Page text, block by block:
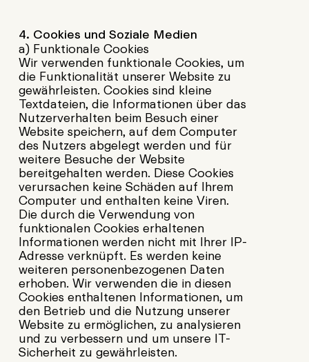
4. Cookies und Soziale Medien
a) Funktionale Cookies
Wir verwenden funktionale Cookies, um
die Funktionalität unserer Website zu
gewährleisten. Cookies sind kleine
Textdateien, die Informationen über das
Nutzerverhalten beim Besuch einer
Website speichern, auf dem Computer
des Nutzers abgelegt werden und für
weitere Besuche der Website
bereitgehalten werden. Diese Cookies
verursachen keine Schäden auf Ihrem
Computer und enthalten keine Viren.
Die durch die Verwendung von
funktionalen Cookies erhaltenen
Informationen werden nicht mit Ihrer IP-
Adresse verknüpft. Es werden keine
weiteren personenbezogenen Daten
erhoben. Wir verwenden die in diesen
Cookies enthaltenen Informationen, um
den Betrieb und die Nutzung unserer
Website zu ermöglichen, zu analysieren
und zu verbessern und um unsere IT-
Sicherheit zu gewährleisten.